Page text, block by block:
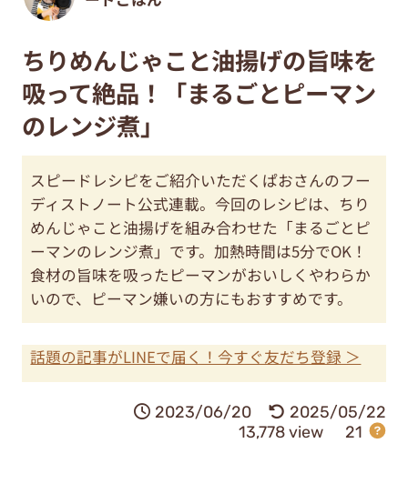
ちりめんじゃこと油揚げの旨味を
吸って絶品！「まるごとピーマン
のレンジ煮」
スピードレシピをご紹介いただくぱおさんのフー
ディストノート公式連載。今回のレシピは、ちり
めんじゃこと油揚げを組み合わせた「まるごとピ
ーマンのレンジ煮」です。加熱時間は5分でOK！
食材の旨味を吸ったピーマンがおいしくやわらか
いので、ピーマン嫌いの方にもおすすめです。
話題の記事がLINEで届く！今すぐ友だち登録 ＞
2023/06/20
2025/05/22
13,778 view
21